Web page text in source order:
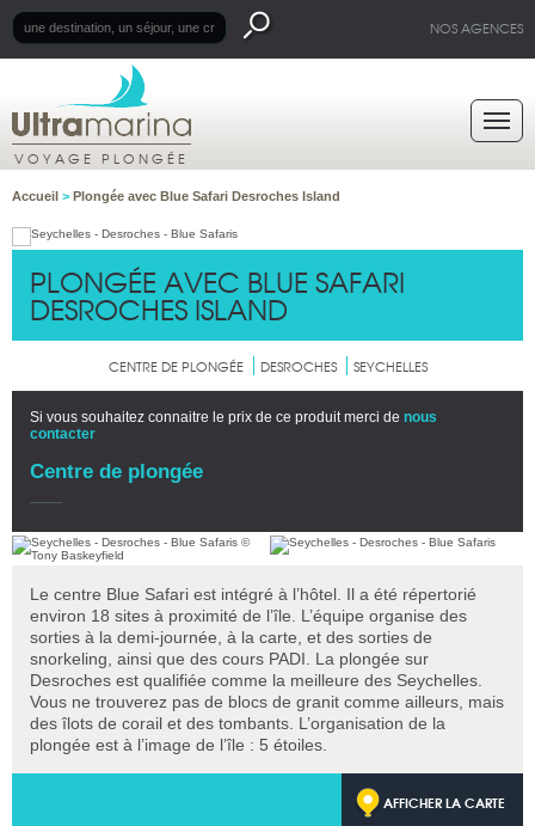
NOS AGENCES
VOYAGE PLONGÉE
Accueil > Plongée avec Blue Safari Desroches Island
PLONGÉE AVEC BLUE SAFARI
DESROCHES ISLAND
CENTRE DE PLONGÉE DESROCHES SEYCHELLES
Si vous souhaitez connaitre le prix de ce produit merci de nous
contacter
Centre de plongée
Le centre Blue Safari est intégré à l’hôtel. Il a été répertorié
environ 18 sites à proximité de l’île. L’équipe organise des
sorties à la demi-journée, à la carte, et des sorties de
snorkeling, ainsi que des cours PADI. La plongée sur
Desroches est qualifiée comme la meilleure des Seychelles.
Vous ne trouverez pas de blocs de granit comme ailleurs, mais
des îlots de corail et des tombants. L’organisation de la
plongée est à l’image de l’île : 5 étoiles.
AFFICHER LA CARTE